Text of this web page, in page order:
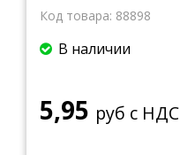
Код товара: 88898
В наличии
5,95 руб с НДС